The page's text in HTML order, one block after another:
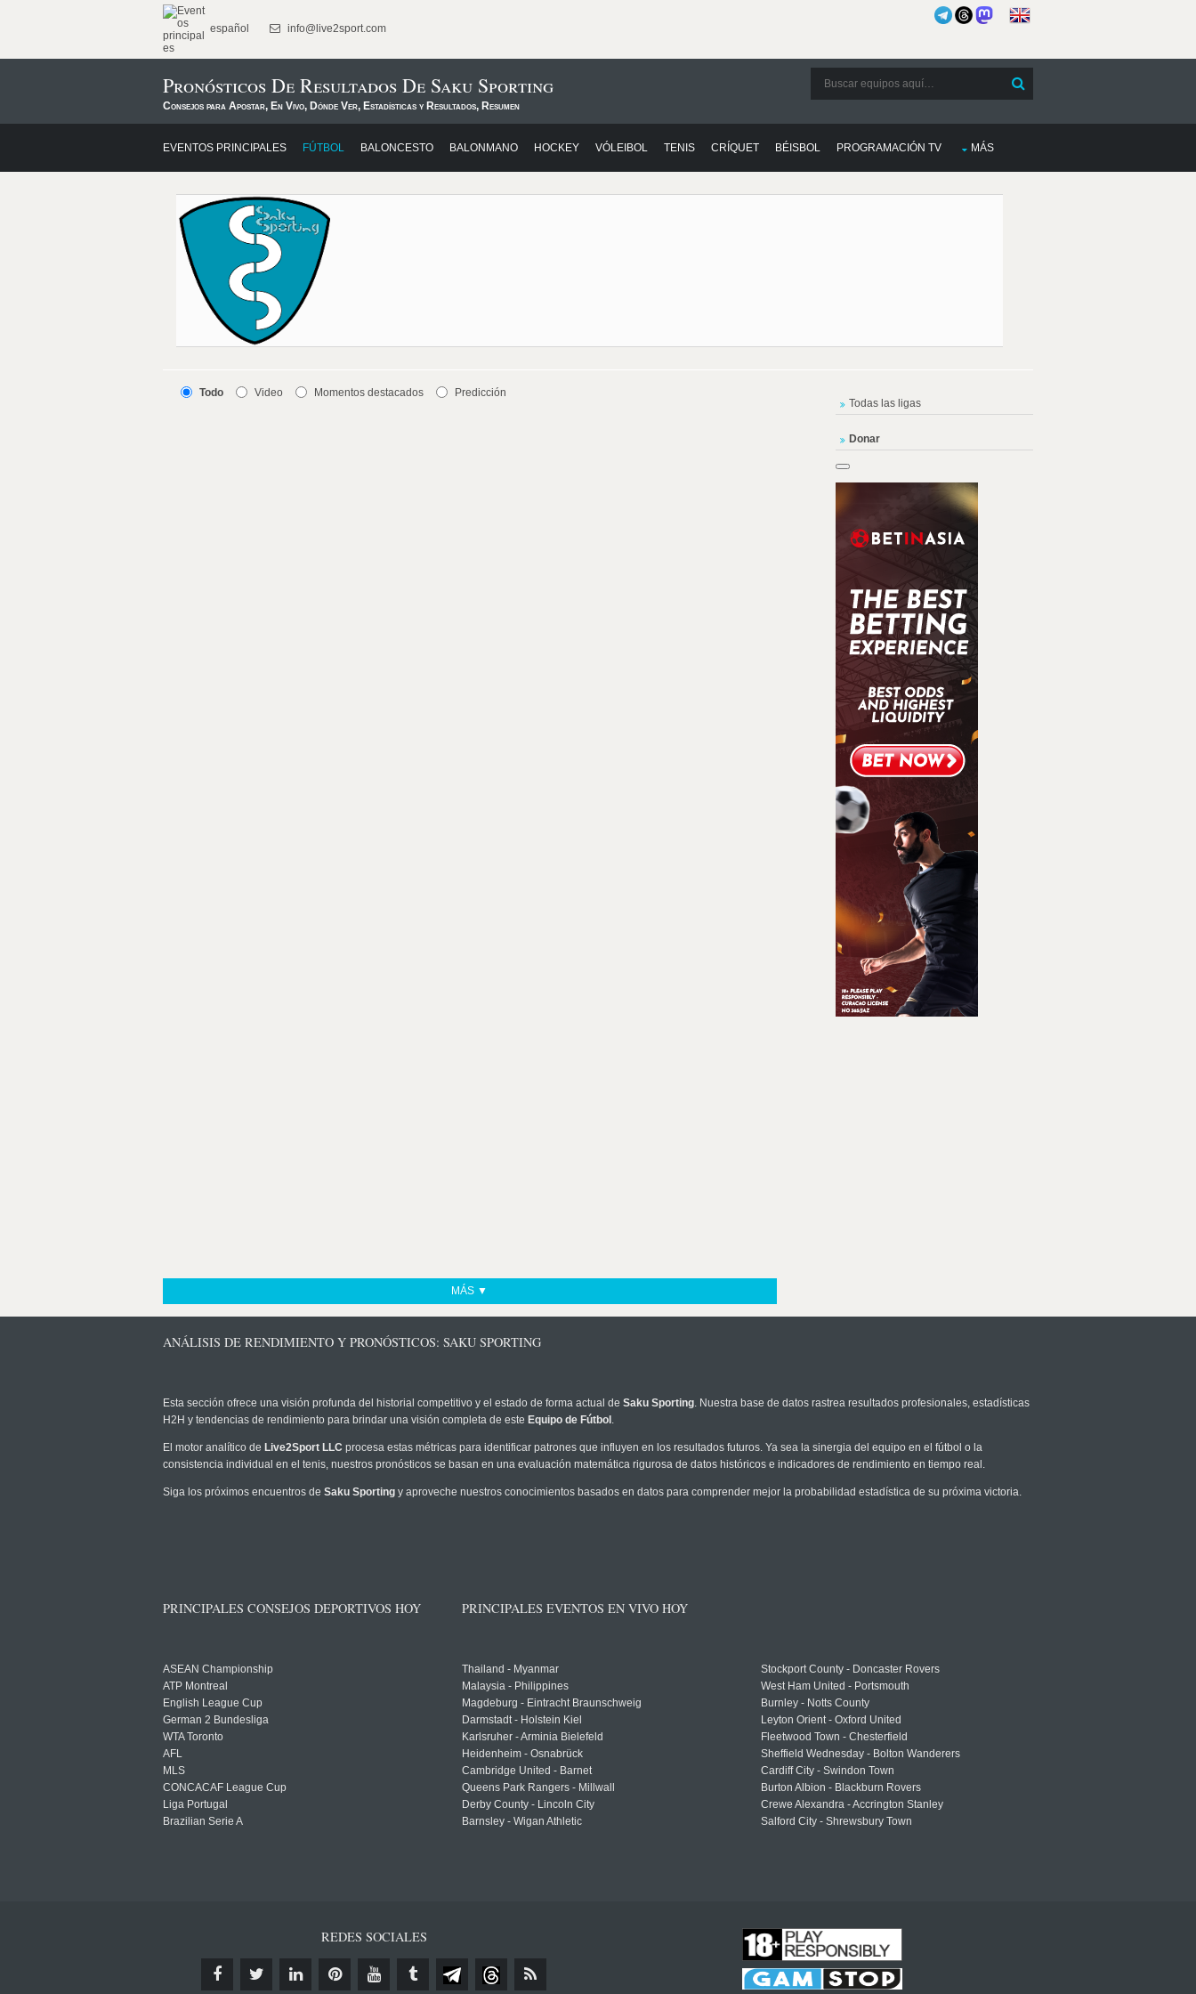
español info@live2sport.com
Pronósticos De Resultados De Saku Sporting
Consejos para Apostar, En Vivo, Dónde Ver, Estadísticas y Resultados, Resumen
EVENTOS PRINCIPALES FÚTBOL BALONCESTO BALONMANO HOCKEY VÓLEIBOL TENIS CRÍQUET BÉISBOL PROGRAMACIÓN TV MÁS
Todo Video Momentos destacados Predicción
MÁS ▼
Todas las ligas
Donar
ANÁLISIS DE RENDIMIENTO Y PRONÓSTICOS: SAKU SPORTING
Esta sección ofrece una visión profunda del historial competitivo y el estado de forma actual de Saku Sporting. Nuestra base de datos rastrea resultados profesionales, estadísticas
H2H y tendencias de rendimiento para brindar una visión completa de este Equipo de Fútbol .
El motor analítico de Live2Sport LLC procesa estas métricas para identificar patrones que influyen en los resultados futuros. Ya sea la sinergia del equipo en el fútbol o la
consistencia individual en el tenis, nuestros pronósticos se basan en una evaluación matemática rigurosa de datos históricos e indicadores de rendimiento en tiempo real.
Siga los próximos encuentros de Saku Sporting y aproveche nuestros conocimientos basados en datos para comprender mejor la probabilidad estadística de su próxima victoria.
PRINCIPALES CONSEJOS DEPORTIVOS HOY
ASEAN Championship
ATP Montreal
English League Cup
German 2 Bundesliga
WTA Toronto
AFL
MLS
CONCACAF League Cup
Liga Portugal
Brazilian Serie A
PRINCIPALES EVENTOS EN VIVO HOY
Thailand - Myanmar
Malaysia - Philippines
Magdeburg - Eintracht Braunschweig
Darmstadt - Holstein Kiel
Karlsruher - Arminia Bielefeld
Heidenheim - Osnabrück
Cambridge United - Barnet
Queens Park Rangers - Millwall
Derby County - Lincoln City
Barnsley - Wigan Athletic
Stockport County - Doncaster Rovers
West Ham United - Portsmouth
Burnley - Notts County
Leyton Orient - Oxford United
Fleetwood Town - Chesterfield
Sheffield Wednesday - Bolton Wanderers
Cardiff City - Swindon Town
Burton Albion - Blackburn Rovers
Crewe Alexandra - Accrington Stanley
Salford City - Shrewsbury Town
REDES SOCIALES